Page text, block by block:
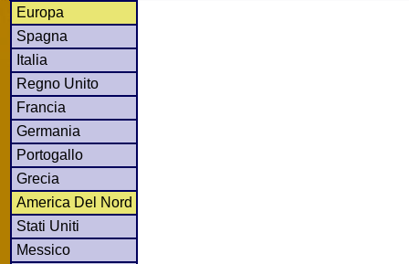
Europa
Spagna
Italia
Regno Unito
Francia
Germania
Portogallo
Grecia
America Del Nord
Stati Uniti
Messico